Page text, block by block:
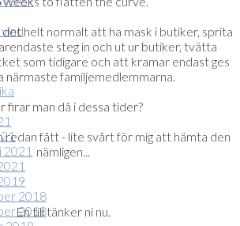
2021
2018
2018
helt normalt att ha mask i butiker, sprita
steg in och ut ur butiker, tvätta
som tidigare och att kramar endast ges
närmaste familjemedlemmarna.
firar man då i dessa tider?
redan fått - lite svårt för mig att hämta den
nämligen...
En till tänker ni nu.